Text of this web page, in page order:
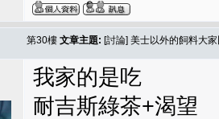
第30樓 文章主題: [討論] 美士以外的飼料大
我家的是吃
耐吉斯綠茶+渴望